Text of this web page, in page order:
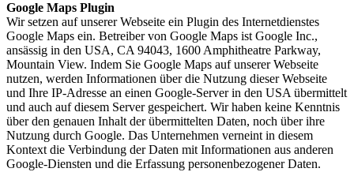
Google Maps Plugin
Wir setzen auf unserer Webseite ein Plugin des Internetdienstes
Google Maps ein. Betreiber von Google Maps ist Google Inc.,
ansässig in den USA, CA 94043, 1600 Amphitheatre Parkway,
Mountain View. Indem Sie Google Maps auf unserer Webseite
nutzen, werden Informationen über die Nutzung dieser Webseite
und Ihre IP-Adresse an einen Google-Server in den USA übermittelt
und auch auf diesem Server gespeichert. Wir haben keine Kenntnis
über den genauen Inhalt der übermittelten Daten, noch über ihre
Nutzung durch Google. Das Unternehmen verneint in diesem
Kontext die Verbindung der Daten mit Informationen aus anderen
Google-Diensten und die Erfassung personenbezogener Daten.